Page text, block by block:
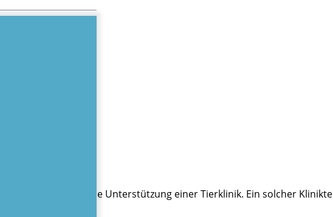
Fällen die Unterstützung einer Tierklinik. Ein solcher